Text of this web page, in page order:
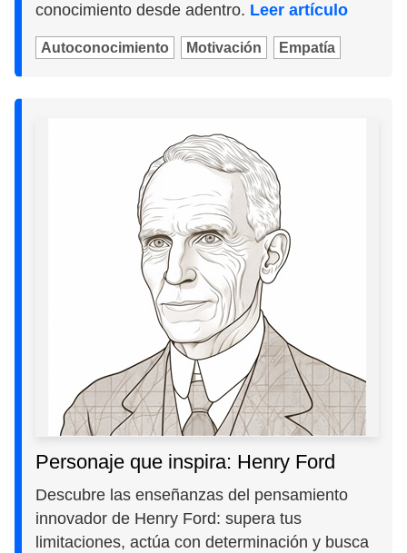
conocimiento desde adentro. Leer artículo
Autoconocimiento Motivación Empatía
Personaje que inspira: Henry Ford
Descubre las enseñanzas del pensamiento
innovador de Henry Ford: supera tus
limitaciones, actúa con determinación y busca